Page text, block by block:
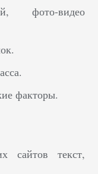
фото-видео
факторы.
сайтов текст,